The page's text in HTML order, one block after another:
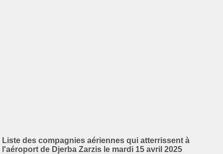
Liste des compagnies aériennes qui atterrissent à
l'aéroport de Djerba Zarzis le mardi 15 avril 2025